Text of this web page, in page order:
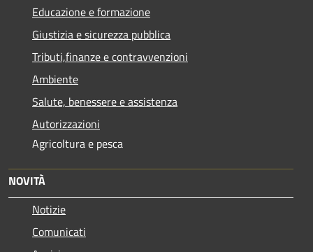
Educazione e formazione
Giustizia e sicurezza pubblica
Tributi,finanze e contravvenzioni
Ambiente
Salute, benessere e assistenza
Autorizzazioni
Agricoltura e pesca
NOVITÀ
Notizie
Comunicati